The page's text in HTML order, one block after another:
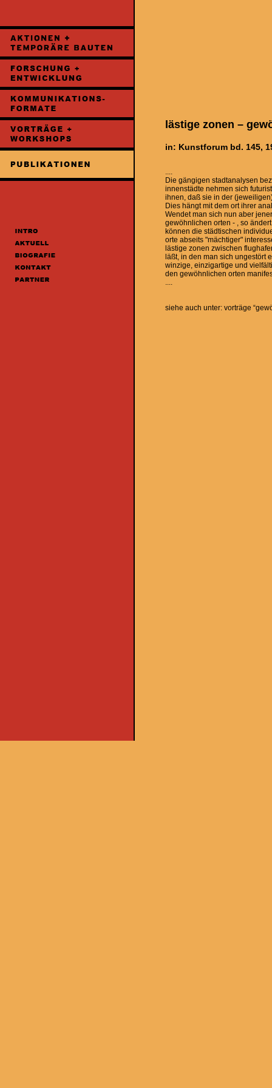
lästige zonen –
in: Kunstforum bd. 145,
....
Die gängigen stadtanalysen
innenstädte nehmen sich
ihnen, daß sie in der
Dies hängt mit dem ort ihrer
Wendet man sich nun aber
gewöhnlichen orten - , so
können die städtischen
orte abseits "mächtiger"
lästige zonen zwischen
läßt, in den man sich ungestört
winzige, einzigartige und
den gewöhnlichen orten
....
siehe auch unter: vorträge